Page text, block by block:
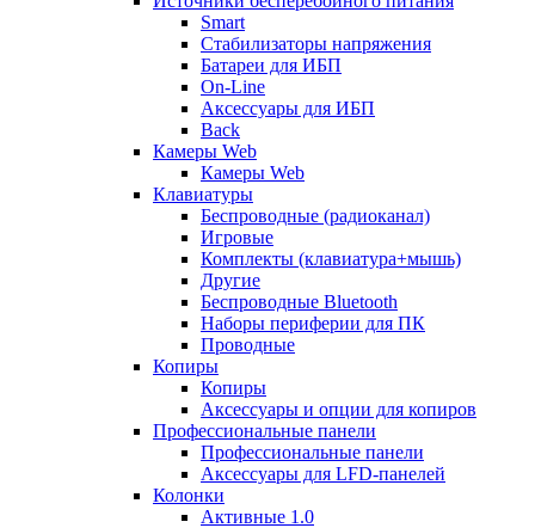
Smart
Стабилизаторы напряжения
Батареи для ИБП
On-Line
Аксессуары для ИБП
Back
Камеры Web
Камеры Web
Клавиатуры
Беспроводные (радиоканал)
Игровые
Комплекты (клавиатура+мышь)
Другие
Беспроводные Bluetooth
Наборы периферии для ПК
Проводные
Копиры
Копиры
Аксессуары и опции для копиров
Профессиональные панели
Профессиональные панели
Аксессуары для LFD-панелей
Колонки
Активные 1.0